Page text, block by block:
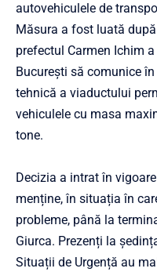
autovehiculele de
Măsura a fost luată
prefectul Carmen Ichim
București să comunice
tehnică a viaductului
vehiculele cu masa
tone.
Decizia a intrat în
menține, în situația în
probleme, până la
Giurca. Prezenți la
Situații de Urgență au